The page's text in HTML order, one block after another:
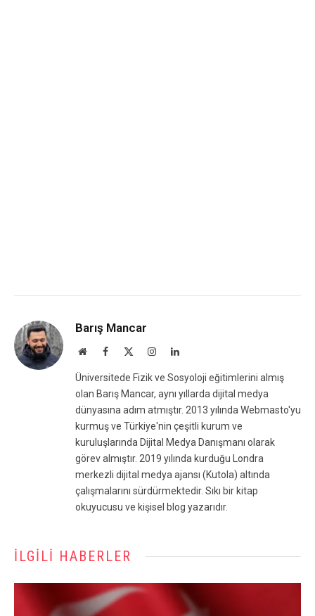
Barış Mancar
WebsiteFacebook InstagramLinkedIn
Üniversitede Fizik ve Sosyoloji eğitimlerini almış
olan Barış Mancar, aynı yıllarda dijital medya
dünyasına adım atmıştır. 2013 yılında Webmasto'yu
kurmuş ve Türkiye'nin çeşitli kurum ve
kuruluşlarında Dijital Medya Danışmanı olarak
görev almıştır. 2019 yılında kurduğu Londra
merkezli dijital medya ajansı (Kutola) altında
çalışmalarını sürdürmektedir. Sıkı bir kitap
okuyucusu ve kişisel blog yazarıdır.
İLGILI HABERLER